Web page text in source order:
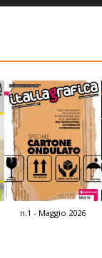
n.1 - Maggio 2026